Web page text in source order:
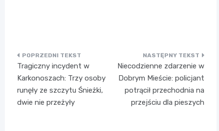
Nawigacja
wpisu
Tragiczny incydent w
Karkonoszach: Trzy osoby
runęły ze szczytu Śnieżki,
dwie nie przeżyły
Niecodzienne zdarzenie w
Dobrym Mieście: policjant
potrącił przechodnia na
przejściu dla pieszych